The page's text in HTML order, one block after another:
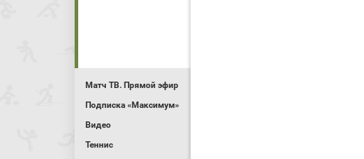
Матч ТВ. Прямой эфир
Подписка «Максимум»
Видео
Теннис